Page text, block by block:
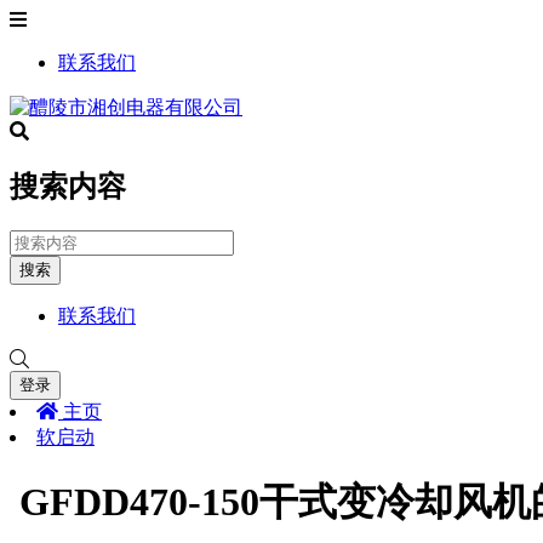
联系我们
搜索内容
搜索
联系我们
登录
主页
软启动
GFDD470-150干式变冷却风